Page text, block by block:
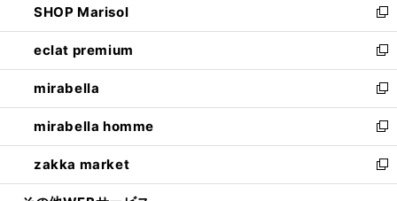
く
で
開
く
ド
ウ
で
開
く
ィ
ン
ド
ウ
で
開
く
い
ウ
ィ
ン
ド
ウ
で
開
く
SHOP Marisol
新
し
い
ウ
ィ
ン
ド
ウ
で
開
eclat premium
新
し
い
ウ
ィ
ン
ド
ウ
mirabella
新
し
い
ウ
ィ
ン
mirabella homme
新
し
い
ウ
zakka market
新
し